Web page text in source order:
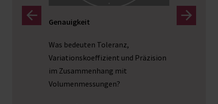
Genauigkeit
Was bedeuten Toleranz,
Variationskoeffizient und Präzision
im Zusammenhang mit
Volumenmessungen?